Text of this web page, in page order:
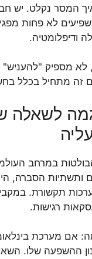
המסר נקלט. יש
לא פחות
ודיפלומטיה.
לא מספיק
זה מתחיל בכלל
לשאלה
במרחב
ותשתיות הסברה,
תקשורת.
רגישות.
אם מערכת
ההשפעה שלו.